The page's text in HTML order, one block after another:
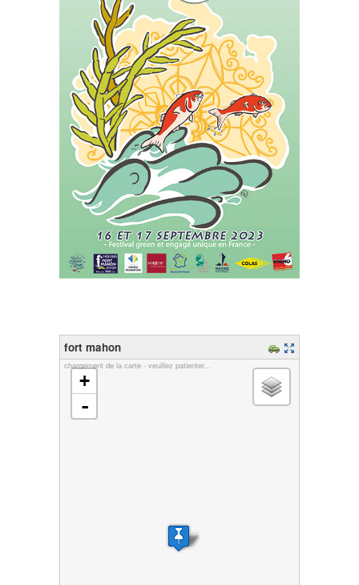
fort mahon
chargement de la carte - veuillez patienter...
+
-